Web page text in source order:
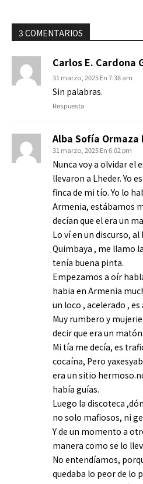
3 COMENTARIOS
Carlos E. Cardona
31 marzo, 2025 En 7:38 am
Sin palabras.
Respuesta
Alba Sofía Ormaza
31 marzo, 2025 En 6:02 pm
Nunca voy a olvidar el
llevaron a Lheder. Yo
finca de mi tío. Yo lo
Armenia, estábamos
decían que el era un
Lo ví en un discurso, al
Quimbaya , me llamo
tenía buena pinta.
Empezamos a oír
habia en Armenia
un loco , acelerado ,
Muy rumbero y
decir que era un matón.
Mi tía me decía, es
cocaína, Pero
era un sitio
había guías.
Luego la discoteca
no solo mafiosos, ni
Y de un momento a
manera como se lo
No entendíamos,
quedaba lo peor de lo